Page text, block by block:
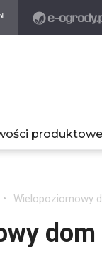
produktowe
Wielopoziomowy